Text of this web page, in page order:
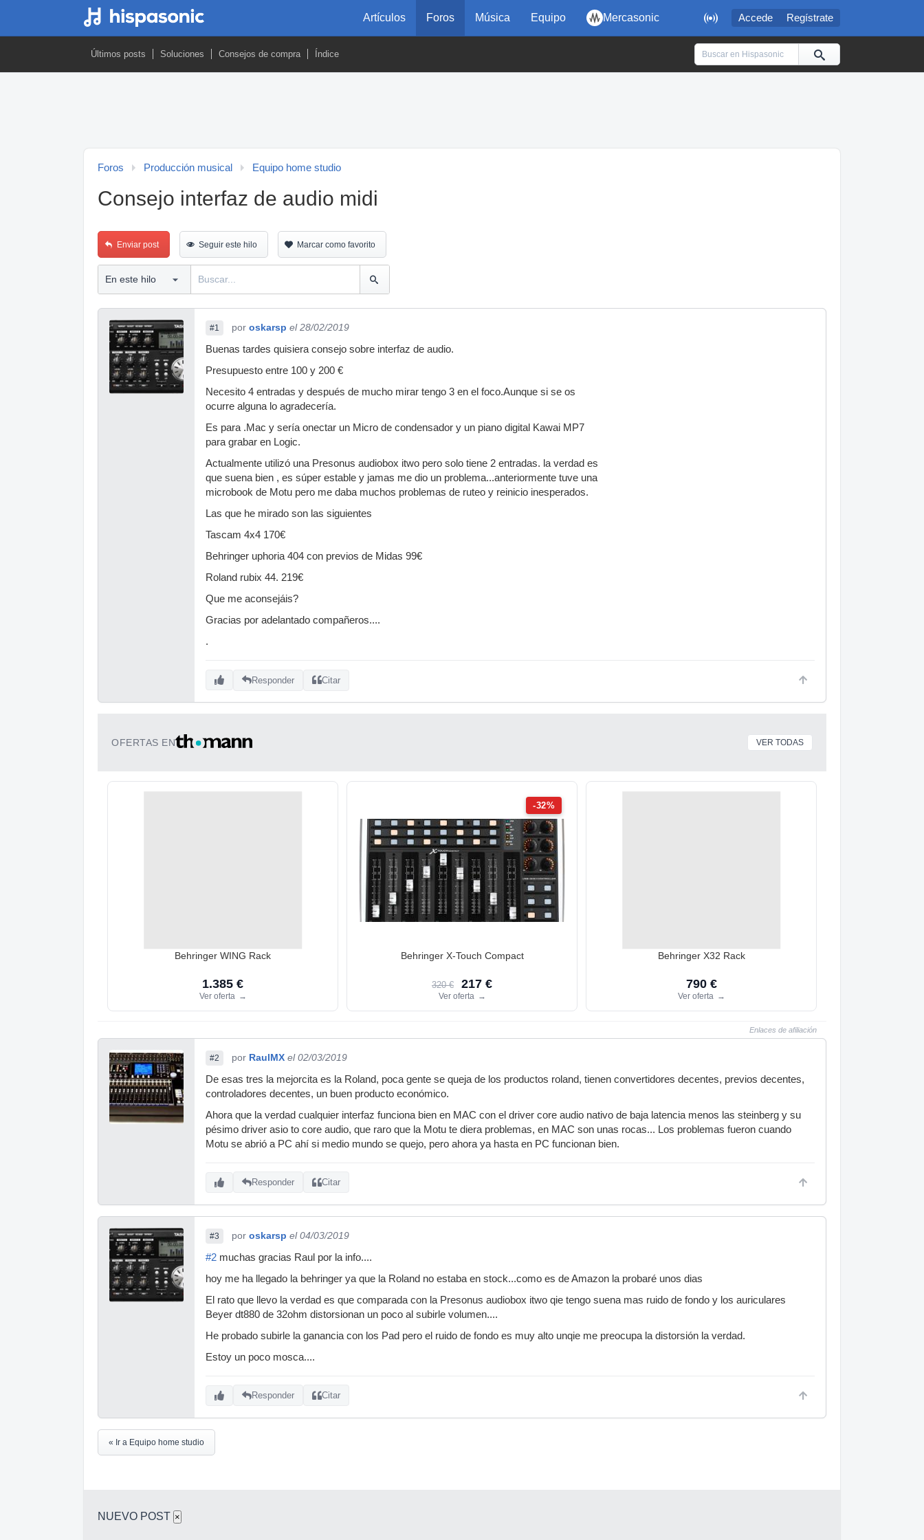
 Accede Regístrate
Artículos Foros Música Equipo Mercasonic
Últimos posts Soluciones Consejos de compra Índice
Foros Producción musical Equipo home studio
Consejo interfaz de audio midi
Enviar post Seguir este hilo Marcar como favorito
#1 por oskarsp el 28/02/2019
Buenas tardes quisiera consejo sobre interfaz de audio.
Presupuesto entre 100 y 200 €
Necesito 4 entradas y después de mucho mirar tengo 3 en el foco.Aunque si se os
ocurre alguna lo agradecería.
Es para .Mac y sería onectar un Micro de condensador y un piano digital Kawai MP7
para grabar en Logic.
Actualmente utilizó una Presonus audiobox itwo pero solo tiene 2 entradas. la verdad es
que suena bien , es súper estable y jamas me dio un problema...anteriormente tuve una
microbook de Motu pero me daba muchos problemas de ruteo y reinicio inesperados.
Las que he mirado son las siguientes
Tascam 4x4 170€
Behringer uphoria 404 con previos de Midas 99€
Roland rubix 44. 219€
Que me aconsejáis?
Gracias por adelantado compañeros....
.
Responder Citar
OFERTAS EN VER TODAS
Behringer WING Rack
1.385 €
Ver oferta →
-32%
Behringer X-Touch Compact
320 € 217 €
Ver oferta →
Behringer X32 Rack
790 €
Ver oferta →
Enlaces de afiliación
#2 por RaulMX el 02/03/2019
De esas tres la mejorcita es la Roland, poca gente se queja de los productos roland, tienen convertidores decentes, previos decentes,
controladores decentes, un buen producto económico.
Ahora que la verdad cualquier interfaz funciona bien en MAC con el driver core audio nativo de baja latencia menos las steinberg y su
pésimo driver asio to core audio, que raro que la Motu te diera problemas, en MAC son unas rocas... Los problemas fueron cuando
Motu se abrió a PC ahí si medio mundo se quejo, pero ahora ya hasta en PC funcionan bien.
Responder Citar
#3 por oskarsp el 04/03/2019
#2 muchas gracias Raul por la info....
hoy me ha llegado la behringer ya que la Roland no estaba en stock...como es de Amazon la probaré unos dias
El rato que llevo la verdad es que comparada con la Presonus audiobox itwo qie tengo suena mas ruido de fondo y los auriculares
Beyer dt880 de 32ohm distorsionan un poco al subirle volumen....
He probado subirle la ganancia con los Pad pero el ruido de fondo es muy alto unqie me preocupa la distorsión la verdad.
Estoy un poco mosca....
Responder Citar
« Ir a Equipo home studio
NUEVO POST ×